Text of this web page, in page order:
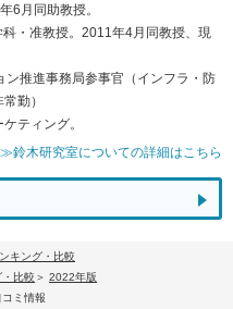
6月同助教授。
・准教授。2011年4月同教授、現
推進事務局参事官（インフラ・防
勤）
ティング。
≫鈴木研究室についての詳細はこちら
キング・比較
比較
2022年版
ミ情報